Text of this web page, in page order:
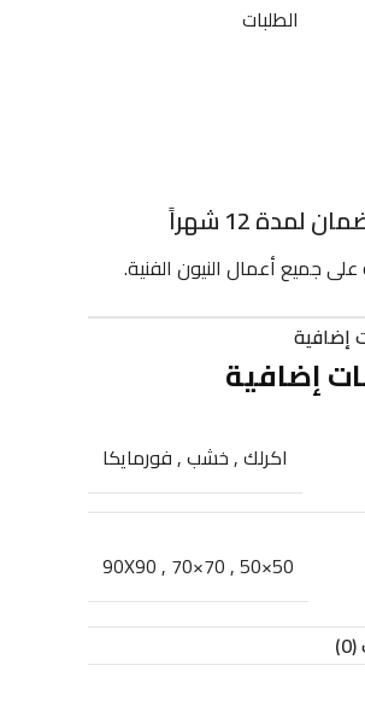
الطلبات
لمدة 12 شهراً
جميع أعمال النيون الفنية.
إضافية
إضافية
اكرلك,خشب,فورمايكا
50×50
,
70×70
,
90X90